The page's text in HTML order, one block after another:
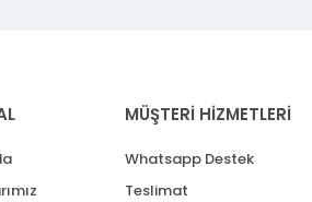
MÜŞTERİ HİZMETLERİ
Whatsapp Destek
Teslimat